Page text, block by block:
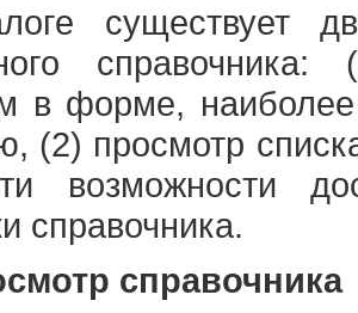
существует
в форме,
(2) просмотр
возможности
справочника.
справочника